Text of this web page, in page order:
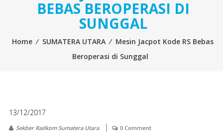
BEBAS BEROPERASI DI
SUNGGAL
Home ⁄ SUMATERA UTARA ⁄ Mesin Jacpot Kode RS Bebas
Beroperasi di Sunggal
13/12/2017
Sekber Radkom Sumatera Utara 0 Comment